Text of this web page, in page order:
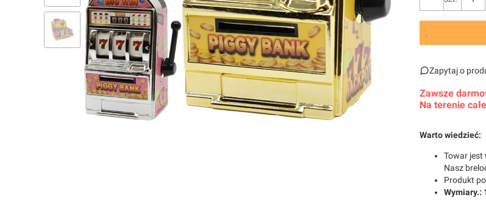
Zapytaj o
Zawsze
Na terenie
Warto wiedzieć:
Towar jest
Nasz
Produkt
Wymiary.: